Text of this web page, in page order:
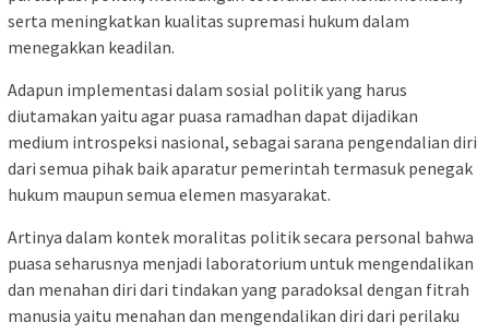
serta meningkatkan kualitas supremasi hukum dalam
menegakkan keadilan.
Adapun implementasi dalam sosial politik yang harus
diutamakan yaitu agar puasa ramadhan dapat dijadikan
medium introspeksi nasional, sebagai sarana pengendalian diri
dari semua pihak baik aparatur pemerintah termasuk penegak
hukum maupun semua elemen masyarakat.
Artinya dalam kontek moralitas politik secara personal bahwa
puasa seharusnya menjadi laboratorium untuk mengendalikan
dan menahan diri dari tindakan yang paradoksal dengan fitrah
manusia yaitu menahan dan mengendalikan diri dari perilaku